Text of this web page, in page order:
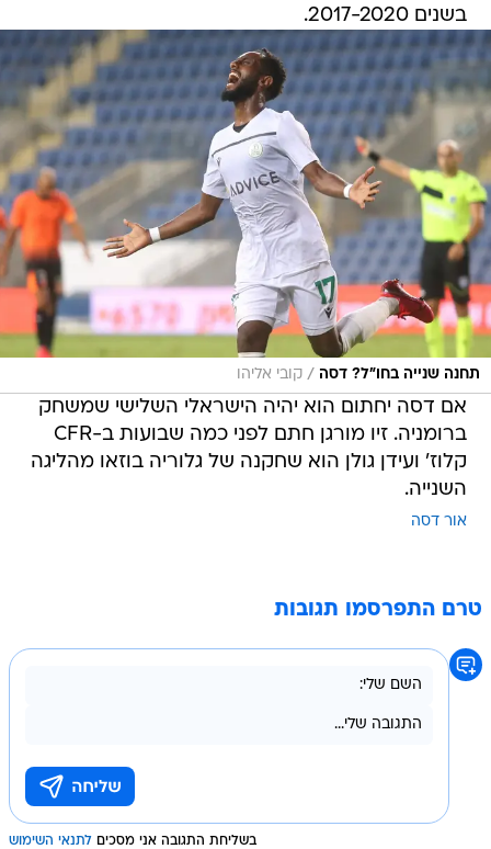
בשנים 2017-2020.
תחנה שנייה בחו"ל? דסה / קובי אליהו
אם דסה יחתום הוא יהיה הישראלי השלישי שמשחק
ברומניה. זיו מורגן חתם לפני כמה שבועות ב-CFR
קלוז' ועידן גולן הוא שחקנה של גלוריה בוזאו מהליגה
השנייה.
אור דסה
טרם התפרסמו תגובות
בשליחת התגובה אני מסכים לתנאי השימוש